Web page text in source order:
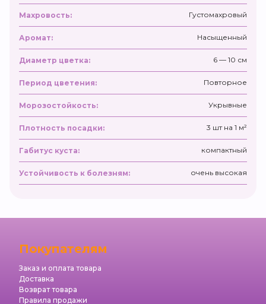
Махровость: Густомахровый
Аромат: Насыщенный
Диаметр цветка: 6 — 10 см
Период цветения: Повторное
Морозостойкость: Укрывные
Плотность посадки: 3 шт на 1 м²
Габитус куста: компактный
Устойчивость к болезням: очень высокая
Покупателям
Заказ и оплата товара
Доставка
Возврат товара
Правила продажи